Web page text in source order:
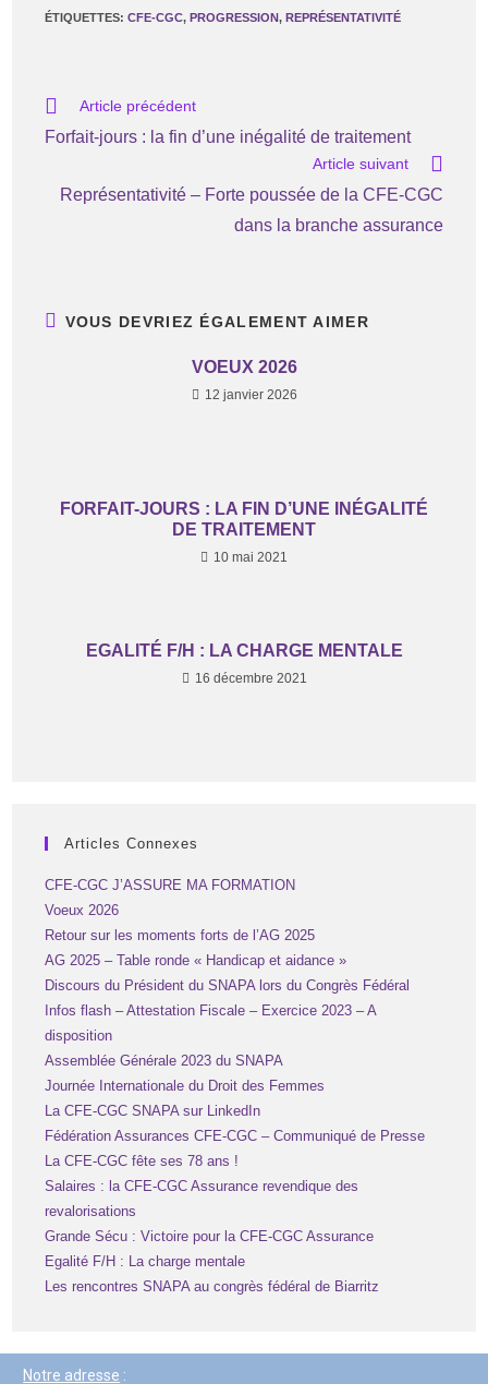
ÉTIQUETTES:CFE-CGC, PROGRESSION, REPRÉSENTATIVITÉ
Article précédent
Forfait-jours : la fin d’une inégalité de traitement
Article suivant
Représentativité – Forte poussée de la CFE-CGC
dans la branche assurance
VOUS DEVRIEZ ÉGALEMENT AIMER
VOEUX 2026
12 janvier 2026
FORFAIT-JOURS : LA FIN D’UNE INÉGALITÉ
DE TRAITEMENT
10 mai 2021
EGALITÉ F/H : LA CHARGE MENTALE
16 décembre 2021
Articles Connexes
CFE-CGC J’ASSURE MA FORMATION
Voeux 2026
Retour sur les moments forts de l’AG 2025
AG 2025 – Table ronde « Handicap et aidance »
Discours du Président du SNAPA lors du Congrès Fédéral
Infos flash – Attestation Fiscale – Exercice 2023 – A
disposition
Assemblée Générale 2023 du SNAPA
Journée Internationale du Droit des Femmes
La CFE-CGC SNAPA sur LinkedIn
Fédération Assurances CFE-CGC – Communiqué de Presse
La CFE-CGC fête ses 78 ans !
Salaires : la CFE-CGC Assurance revendique des
revalorisations
Grande Sécu : Victoire pour la CFE-CGC Assurance
Egalité F/H : La charge mentale
Les rencontres SNAPA au congrès fédéral de Biarritz
Notre adresse :